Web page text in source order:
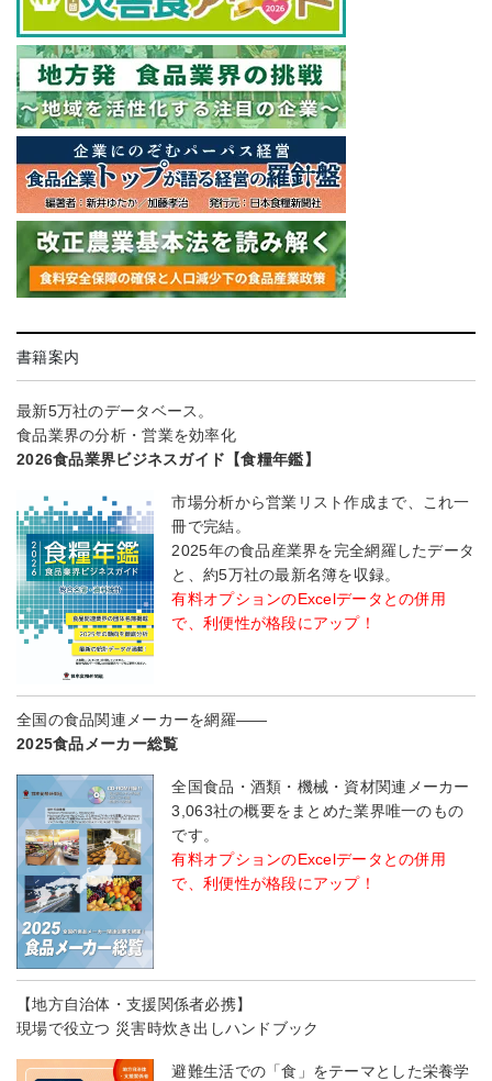
書籍案内
最新5万社のデータベース。
食品業界の分析・営業を効率化
2026食品業界ビジネスガイド【食糧年鑑】
市場分析から営業リスト作成まで、これ一
冊で完結。
2025年の食品産業界を完全網羅したデータ
と、約5万社の最新名簿を収録。
有料オプションのExcelデータとの併用
で、利便性が格段にアップ！
全国の食品関連メーカーを網羅――
2025食品メーカー総覧
全国食品・酒類・機械・資材関連メーカー
3,063社の概要をまとめた業界唯一のもの
です。
有料オプションのExcelデータとの併用
で、利便性が格段にアップ！
【地方自治体・支援関係者必携】
現場で役立つ 災害時炊き出しハンドブック
避難生活での「食」をテーマとした栄養学